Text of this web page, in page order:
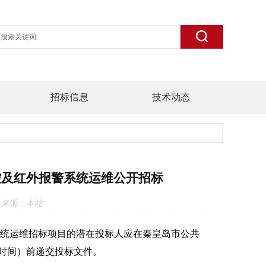
招标信息 技术动态
红外报警系统运维公开招标
来源：本站
维招标项目的潜在投标人应在秦皇岛市公共
）前递交投标文件。